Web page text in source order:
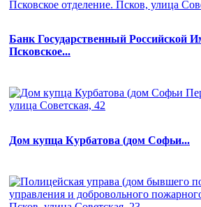
Банк Государственный Российской
Псковское...
Дом купца Курбатова (дом Софьи...